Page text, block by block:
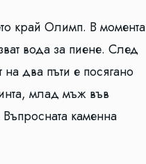
край Олимп. В момента
вода за пиене. След
два пъти е посягано
млад мъж във
каменна